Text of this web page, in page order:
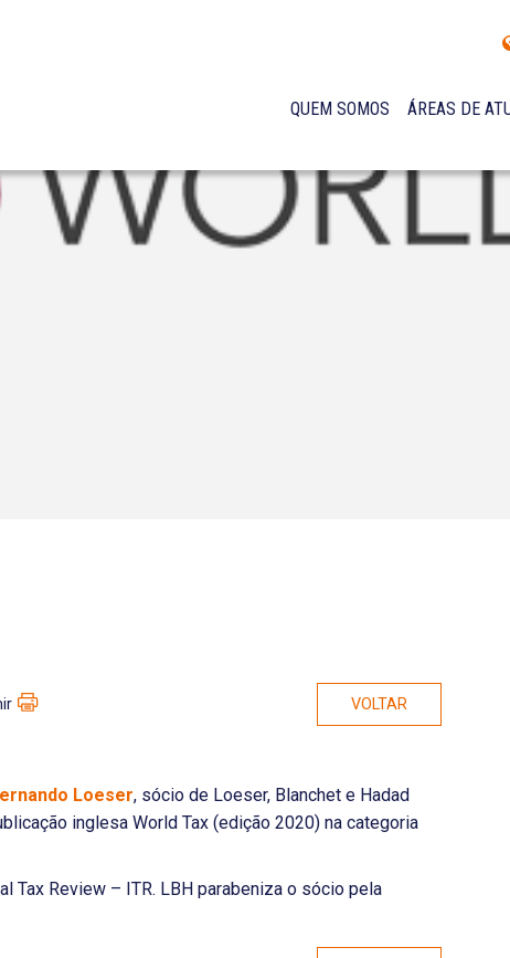
QUEM SOMOS
INCLUSÃO E DIVERSIDADE
INTERNATIONAL NETWORK
ÁREAS DE
VOLTAR
Loeser, sócio de Loeser, Blanchet e Hadad
inglesa World Tax (edição 2020) na categoria
Tax Review – ITR. LBH parabeniza o sócio pela